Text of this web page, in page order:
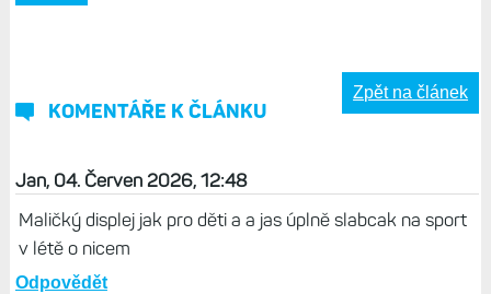
KOMENTÁŘE K ČLÁNKU
Zpět na článek
Jan, 04. Červen 2026, 12:48
Maličký displej jak pro děti a a jas úplně slabcak na sport
v létě o nicem
Odpovědět